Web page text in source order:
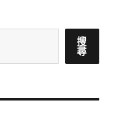
搜
尋